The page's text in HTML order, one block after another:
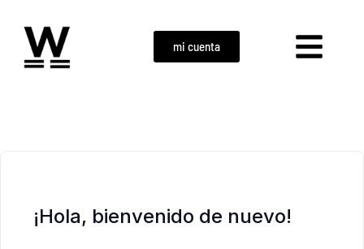
mi cuenta
¡Hola, bienvenido de nuevo!